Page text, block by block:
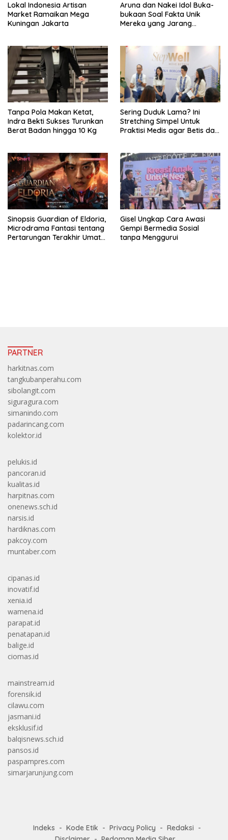
Lokal Indonesia Artisan
Market Ramaikan Mega
Kuningan Jakarta
Aruna dan Nakei Idol Buka-
bukaan Soal Fakta Unik
Mereka yang Jarang
Tanpa Pola Makan Ketat,
Indra Bekti Sukses Turunkan
Berat Badan hingga 10 Kg
Sering Duduk Lama? Ini
Stretching Simpel Untuk
Praktisi Medis agar Betis dan
Sinopsis Guardian of Eldoria,
Microdrama Fantasi tentang
Pertarungan Terakhir Umat
Gisel Ungkap Cara Awasi
Gempi Bermedia Sosial
tanpa Menggurui
PARTNER
harkitnas.com
tangkubanperahu.com
sibolangit.com
siguragura.com
simanindo.com
padarincang.com
kolektor.id
pelukis.id
pancoran.id
kualitas.id
harpitnas.com
onenews.sch.id
narsis.id
hardiknas.com
pakcoy.com
muntaber.com
cipanas.id
inovatif.id
xenia.id
wamena.id
parapat.id
penatapan.id
balige.id
ciomas.id
mainstream.id
forensik.id
cilawu.com
jasmani.id
eksklusif.id
balqisnews.sch.id
pansos.id
paspampres.com
simarjarunjung.com
Indeks Kode Etik Privacy Policy
Redaksi